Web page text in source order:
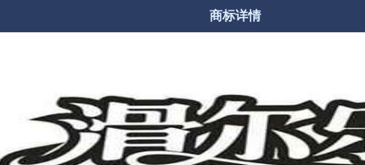
商标详情